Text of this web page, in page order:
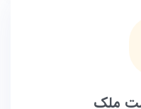
ملک